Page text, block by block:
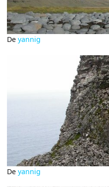
Deyannig
Deyannig